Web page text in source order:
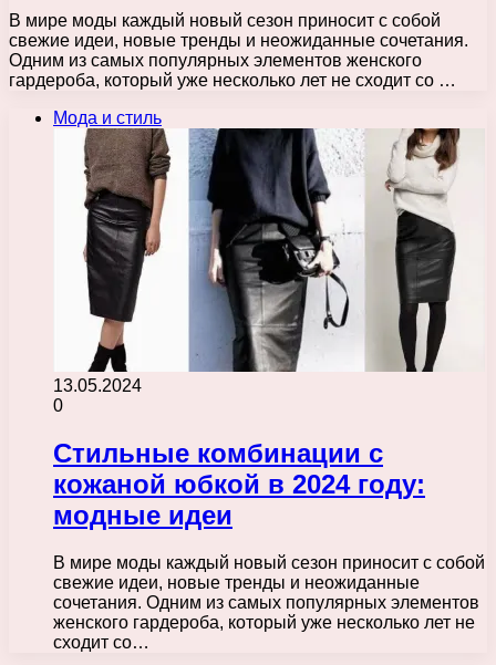
В мире моды каждый новый сезон приносит с собой
свежие идеи, новые тренды и неожиданные сочетания.
Одним из самых популярных элементов женского
гардероба, который уже несколько лет не сходит со …
Мода и стиль
13.05.2024
0
Стильные комбинации с
кожаной юбкой в 2024 году:
модные идеи
В мире моды каждый новый сезон приносит с собой
свежие идеи, новые тренды и неожиданные
сочетания. Одним из самых популярных элементов
женского гардероба, который уже несколько лет не
сходит со…